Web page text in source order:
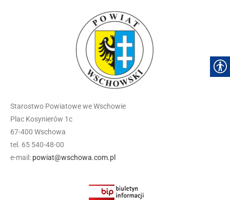
Starostwo Powiatowe we Wschowie
Plac Kosynierów 1c
67-400 Wschowa
tel. 65 540-48-00
e-mail: powiat@wschowa.com.pl